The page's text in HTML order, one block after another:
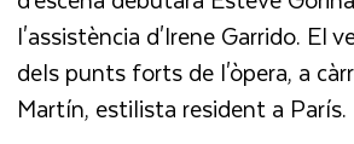
l'assistència d'Irene Garrido. El
dels punts forts de l'òpera, a
Martín, estilista resident a París.